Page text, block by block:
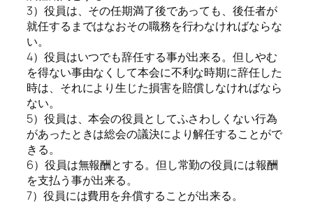
3）役員は、その任期満了後であっても、後任者が
就任するまではなおその職務を行わなければならな
い。
4）役員はいつでも辞任する事が出来る。但しやむ
を得ない事由なくして本会に不利な時期に辞任した
時は、それにより生じた損害を賠償しなければなら
ない。
5）役員は、本会の役員としてふさわしくない行為
があったときは総会の議決により解任することがで
きる。
6）役員は無報酬とする。但し常勤の役員には報酬
を支払う事が出来る。
7）役員には費用を弁償することが出来る。